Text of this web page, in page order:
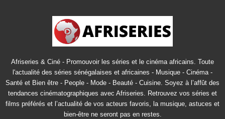
Afriseries & Ciné - Promouvoir les séries et le cinéma africains. Toute
l'actualité des séries sénégalaises et africaines - Musique - Cinéma -
Santé et Bien être - People - Mode - Beauté - Cuisine. Soyez à l’affût des
tendances cinématographiques avec Afriseries. Retrouvez vos séries et
films préférés et l’actualité de vos acteurs favoris, la musique, astuces et
bien-être ne seront pas en restes.